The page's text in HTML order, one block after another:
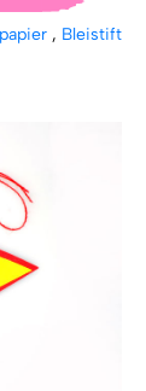
, Bleistift